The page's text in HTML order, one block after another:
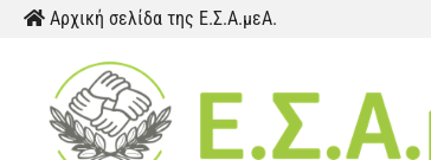
Skip to content
Αρχική σελίδα της Ε.Σ.Α.μεΑ.